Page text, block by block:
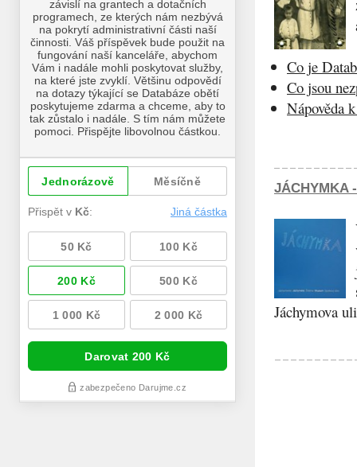
Co je
Co jsou
Nápověda
JÁCHYMKA
Jáchymova